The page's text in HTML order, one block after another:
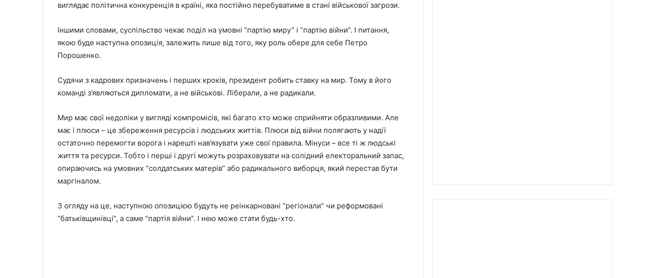
виглядає політична конкуренція в країні, яка постійно перебуватиме в стані військової загрози.
Іншими словами, суспільство чекає поділ на умовні “партію миру” і “партію війни”. І питання,
якою буде наступна опозиція, залежить лише від того, яку роль обере для себе Петро
Порошенко.
Судячи з кадрових призначень і перших кроків, президент робить ставку на мир. Тому в його
команді з’являються дипломати, а не військові. Ліберали, а не радикали.
Мир має свої недоліки у вигляді компромісів, які багато хто може сприйняти образливими. Але
має і плюси – це збереження ресурсів і людських життів. Плюси від війни полягають у надії
остаточно перемогти ворога і нарешті нав’язувати уже свої правила. Мінуси – все ті ж людські
життя та ресурси. Тобто і перші і другі можуть розраховувати на солідний електоральний запас,
опираючись на умовних “солдатських матерів” або радикального виборця, який перестав бути
маргіналом.
З огляду на це, наступною опозицією будуть не реінкарновані “регіонали” чи реформовані
“батьківщинівці”, а саме “партія війни”. І нею може стати будь-хто.